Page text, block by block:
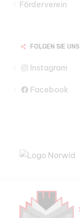
Förderverein
FOLGEN SIE UNS
Instagram
Facebook